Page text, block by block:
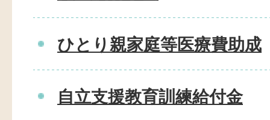
ひとり親家庭等医療費助成
自立支援教育訓練給付金